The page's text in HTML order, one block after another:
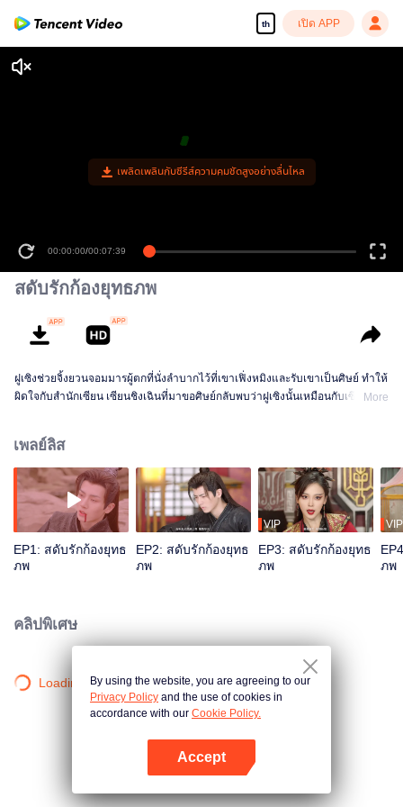
th เปิด APP
เพลิดเพลินกับซีรีส์ความคมชัดสูงอย่างลื่นไหล
00:00:00/00:07:39
สดับรักก้องยุทธภพ
ฝูเซิงช่วยจิ้งยวนจอมมารผู้ตกที่นั่งลำบากไว้ที่เขาเฟิ่งหมิงและรับเขาเป็นศิษย์ ทำให้
ผิดใจกับสำนักเซียน เซียนชิงเฉินที่มาขอศิษย์กลับพบว่าฝูเซิงนั้นเหมือนกับเซียนซีอวิ๋
จัดฝูเซิงทิ้ง ชิงเฉินยอมแต่งงานกับมู่เหยาเพื่อปกป้องฝูเซิง แต่มู่เหยากลับไม่ยอม
ปล่อยฝูเซิงไปอยู่ดี จิ้งยวนปรากฏตัวด้วยร่างมังกรดำแท้จริงของเขาเพื่อปกป้องฝู
เซิงต่อกรภัยพิบัตินี้จนตกลงไปในโลกฝูเซิงอิ้นพร้อมกับฝูเซิง ผ่านไปนานมากชิงเฉิน
จึงหาฝูเซิงและจิ้งยวนเจอ และเพื่อคุณธรรมและสรรพสิ่ง พวกเขาตัดสินใจร่วมมือกับ
ต่อกรกับมู่เหยาที่ถูกกิเลสครอบงำ
More
เพลย์ลิส
EP1: สดับรักก้องยุทธ
ภพ
EP2: สดับรักก้องยุทธ
ภพ
VIP
EP3: สดับรักก้องยุทธ
ภพ
VIP
ภพ
คลิปพิเศษ
Loading…By using the website, you are agreeing to our
Privacy Policy and the use of cookies in
accordance with our Cookie Policy.
Accept